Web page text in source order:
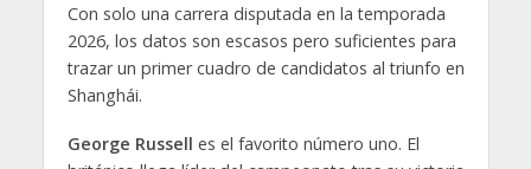
Con solo una carrera disputada en la temporada
2026, los datos son escasos pero suficientes para
trazar un primer cuadro de candidatos al triunfo en
Shanghái.
George Russell es el favorito número uno. El